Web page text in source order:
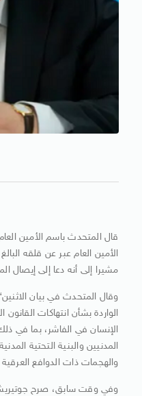
قال المتحدث باسم الأمين
الأمين العام عبر عن قلقه
مشيرا إلى أنه دعا إلى إيصال
وقال المتحدث في بيان
الواردة بشأن انتهاكات
الإنسان في الفاشر، بما في
المدنيين والبنية التحتية
والهجمات ذات الدوافع
وفي وقت سابق، صرح